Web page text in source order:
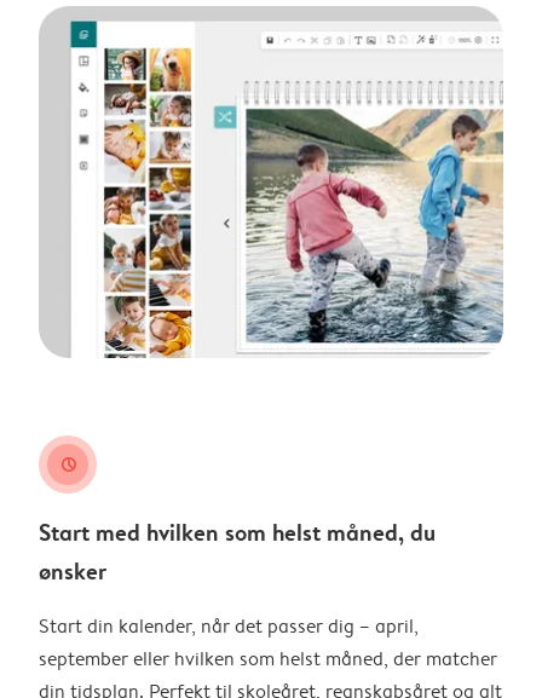
clock
Start med hvilken som helst måned, du
ønsker
Start din kalender, når det passer dig – april,
september eller hvilken som helst måned, der matcher
din tidsplan. Perfekt til skoleåret, regnskabsåret og alt